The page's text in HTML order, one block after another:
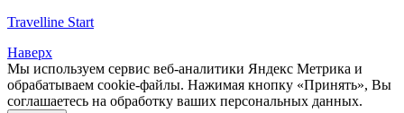
Travelline Start
Наверх
Мы используем сервис веб-аналитики Яндекс Метрика и
обрабатываем cookie-файлы. Нажимая кнопку «Принять», Вы
соглашаетесь на обработку ваших персональных данных.